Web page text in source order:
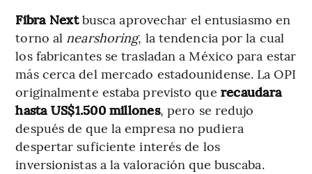
Fibra Nextbusca aprovechar el entusiasmo en
torno al nearshoring, la tendencia por la cual
los fabricantes se trasladan a México para estar
más cerca del mercado estadounidense. La OPI
originalmente estaba previsto que recaudara
hasta US$1.500 millones, pero se redujo
después de que la empresa no pudiera
despertar suficiente interés de los
inversionistas a la valoración que buscaba.